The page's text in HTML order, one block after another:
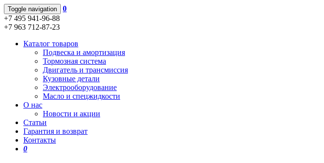
Toggle navigation
0
+7 495 941-96-88
+7 963 712-87-23
Каталог товаров
Подвеска и амортизация
Тормозная система
Двигатель и трансмиссия
Кузовные детали
Электрооборудование
Масло и спецжидкости
О нас
Новости и акции
Статьи
Гарантия и возврат
Контакты
0